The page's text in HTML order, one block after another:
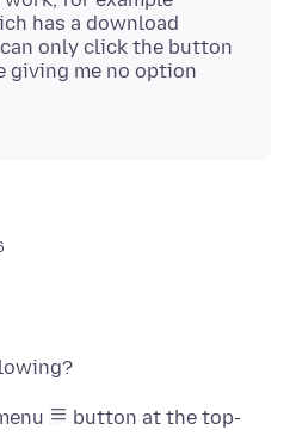
has a download
only click the button
giving me no option
button at the top-